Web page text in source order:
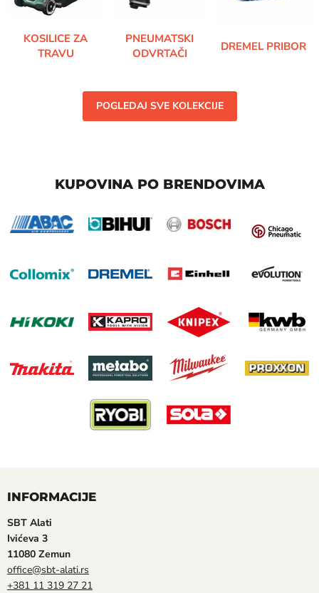
KOSILICE ZA
TRAVU
PNEUMATSKI
ODVRTAČI
DREMEL PRIBOR
POGLEDAJ SVE KOLEKCIJE
KUPOVINA PO BRENDOVIMA
INFORMACIJE
SBT Alati
Ivićeva 3
11080 Zemun
office@sbt-alati.rs
+381 11 319 27 21